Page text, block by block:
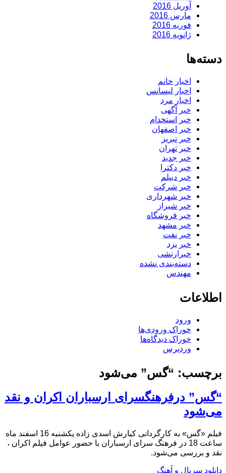
آوریل 2016
مارس 2016
فوریه 2016
ژانویه 2016
دسته‌ها
اخبار خانم
اخبار لیسانس
اخبار مرد
خبر آگهی
خبر استخدام
خبر اصفهان
خبر تبریز
خبر تهران
خبر جدید
خبر دکترا
خبر دیپلم
خبر شرکت
خبر شهرداری
خبر شیراز
خبر فروشگاه
خبر مشهد
خبر نفت
خبر یزد
خبرارتشی
دسته‌بندی نشده
مهندس
اطلاعات
ورود
خوراک ورودی‌ها
خوراک دیدگاه‌ها
وردپرس
برچسب: “گس” می‌شود
“گس” درفرهنگسرای ارسباران اکران و نقد
می‌شود
فیلم «گس» به کارگردانی کیارش اسدی زاده یکشنبه 16 اسفند ماه
ساعت 18 در فرهنگ سرای ارسباران با حضور عوامل فیلم اکران ،
نقد و بررسی می‌شود.
دانلود سریال و آهنگ